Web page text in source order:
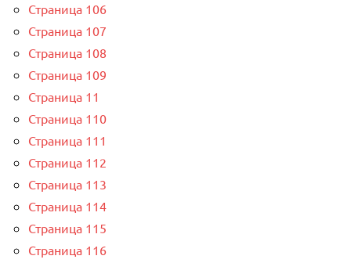
Страница 106
Страница 107
Страница 108
Страница 109
Страница 11
Страница 110
Страница 111
Страница 112
Страница 113
Страница 114
Страница 115
Страница 116